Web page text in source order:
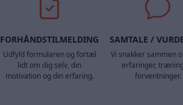
FORHÅNDSTILMELDING
Udfyld formularen og fortæl
lidt om dig selv, din
motivation og din erfaring.
SAMTALE /
Vi snakker sammen
erfaringer,
forventninger.